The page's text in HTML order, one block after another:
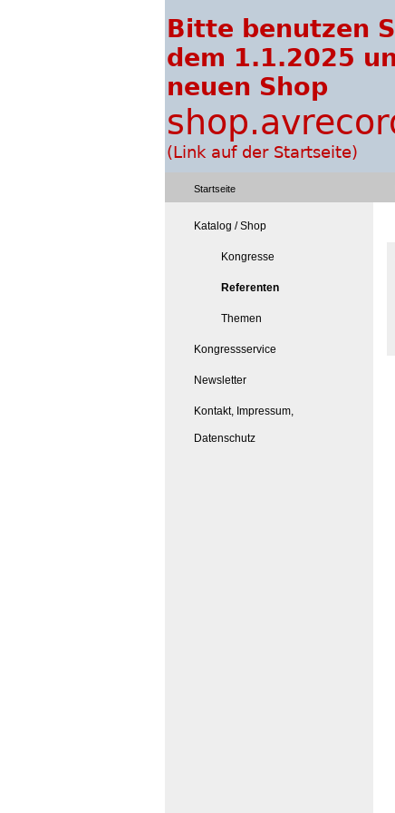
Startseite
Katalog / Shop
Kongresse
Referenten
Themen
Kongressservice
Newsletter
Kontakt, Impressum,
Datenschutz